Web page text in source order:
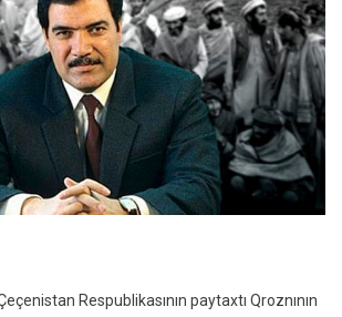
Respublikasının paytaxtı Qroznının